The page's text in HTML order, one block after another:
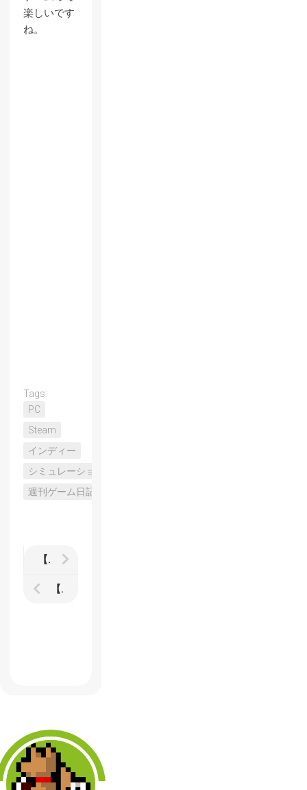
楽しいです
ね。
Tags:
PC
Steam
インディー
シミュレーション
週刊ゲーム日記
【Fight’N Rage】で往年のベルトスクロールアクションを懐かしんだ週刊ゲーム日記
【BBCF】猫も歩けばコンボで躓く週刊ゲーム日記